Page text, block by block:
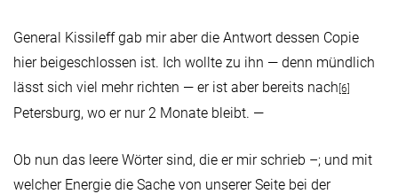
General Kissileff gab mir aber die Antwort dessen Copie
hier beigeschlossen ist. Ich wollte zu ihn — denn mündlich
lässt sich viel mehr richten — er ist aber bereits nach [6]
Petersburg, wo er nur 2 Monate bleibt. —
Ob nun das leere Wörter sind, die er mir schrieb –; und mit
welcher Energie die Sache von unserer Seite bei der